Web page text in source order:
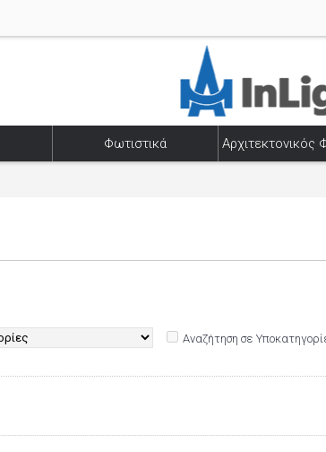
Φωτιστικά Αρχιτεκτονικός
Αναζήτηση σε